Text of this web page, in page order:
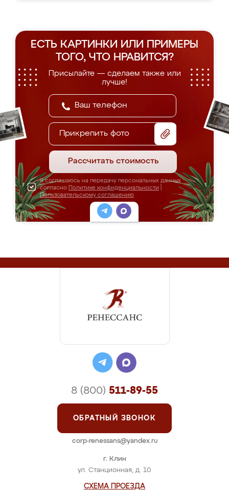
ЕСТЬ КАРТИНКИ ИЛИ ПРИМЕРЫ
ТОГО, ЧТО НРАВИТСЯ?
Присылайте — сделаем также или
лучше!
Прикрепить фото
Рассчитать стоимость
Я соглашаюсь на передачу персональных данных
согласно Политике конфиденциальности
Пользовательскому соглашению
г. Клин
ул. Станционная, д. 10
СХЕМА ПРОЕЗДА
8 (800) 511-89-55
ОБРАТНЫЙ ЗВОНОК
corp-renessans@yandex.ru